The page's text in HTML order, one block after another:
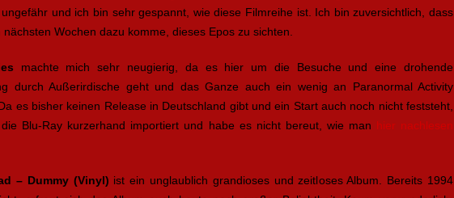
und ich bin sehr gespannt, wie diese Filmreihe ist. Ich bin zuversichtlich, dass
nächsten Wochen dazu komme, dieses Epos zu sichten.
machte mich sehr neugierig, da es hier um die Besuche und eine drohende
durch Außerirdische geht und das Ganze auch ein wenig an Paranormal Activity
es bisher keinen Release in Deutschland gibt und ein Start auch noch nicht feststeht,
Blu-Ray kurzerhand importiert und habe es nicht bereut, wie man hier nachlesen
– Dummy (Vinyl) ist ein unglaublich grandioses und zeitloses Album. Bereits 1994